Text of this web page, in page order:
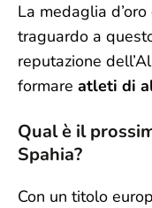
La medaglia
traguardo a
reputazione
formare atleti di
Qual è il
Spahia?
Con un titolo